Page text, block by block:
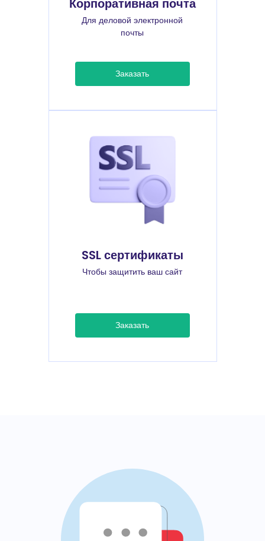
Корпоративная почта
Для деловой электронной
почты
Заказать
SSL сертификаты
Чтобы защитить ваш сайт
Заказать